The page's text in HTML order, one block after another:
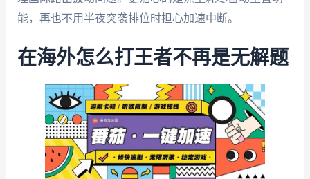
能，再也不用半夜突袭排位时担心加速中断。
在海外怎么打王者不再是无解题